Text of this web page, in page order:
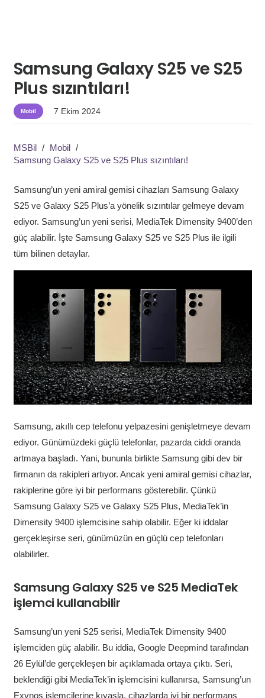
Samsung Galaxy S25 ve S25
Plus sızıntıları!
Mobil 7 Ekim 2024
MSBil / Mobil /
Samsung Galaxy S25 ve S25 Plus sızıntıları!
Samsung’un yeni amiral gemisi cihazları Samsung Galaxy
S25 ve Galaxy S25 Plus’a yönelik sızıntılar gelmeye devam
ediyor. Samsung’un yeni serisi, MediaTek Dimensity 9400’den
güç alabilir. İşte Samsung Galaxy S25 ve S25 Plus ile ilgili
tüm bilinen detaylar.
Samsung, akıllı cep telefonu yelpazesini genişletmeye devam
ediyor. Günümüzdeki güçlü telefonlar, pazarda ciddi oranda
artmaya başladı. Yani, bununla birlikte Samsung gibi dev bir
firmanın da rakipleri artıyor. Ancak yeni amiral gemisi cihazlar,
rakiplerine göre iyi bir performans gösterebilir. Çünkü
Samsung Galaxy S25 ve Galaxy S25 Plus, MediaTek’in
Dimensity 9400 işlemcisine sahip olabilir. Eğer ki iddalar
gerçekleşirse seri, günümüzün en güçlü cep telefonları
olabilirler.
Samsung Galaxy S25 ve S25 MediaTek
işlemci kullanabilir
Samsung’un yeni S25 serisi, MediaTek Dimensity 9400
işlemciden güç alabilir. Bu iddia, Google Deepmind tarafından
26 Eylül’de gerçekleşen bir açıklamada ortaya çıktı. Seri,
beklendiği gibi MediaTek’in işlemcisini kullanırsa, Samsung’un
Exynos işlemcilerine kıyasla, cihazlarda iyi bir performans